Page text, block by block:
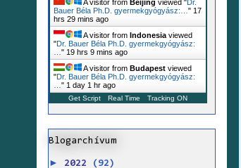
A visitor from Beijing viewed "Dr.
Bauer Béla Ph.D. gyermekgyógyász:… " 17
hrs 29 mins ago
A visitor from Indonesia viewed
"Dr. Bauer Béla Ph.D. gyermekgyógyász:
" 19 hrs 9 mins ago
A visitor from Budapest viewed
"Dr. Bauer Béla Ph.D. gyermekgyógyász:
" 1 day 1 hr ago
Get Script Real Time Tracking ON
Blogarchívum
► 2022 (92)